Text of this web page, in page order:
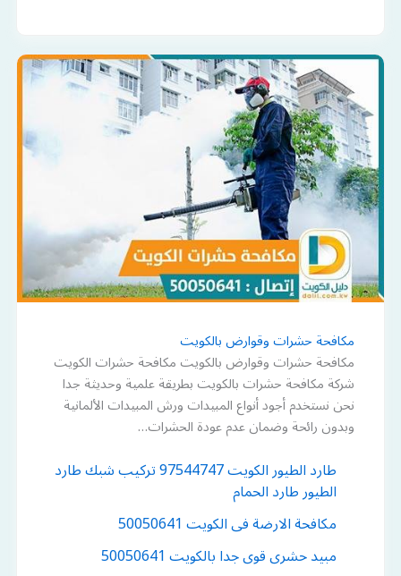
مكافحة حشرات وقوارض بالكويت
مكافحة حشرات وقوارض بالكويت مكافحة حشرات الكويت
شركة مكافحة حشرات بالكويت بطريقة علمية وحديثة جدا
نحن نستخدم أجود أنواع المبيدات ورش المبيدات الألمانية
وبدون رائحة وضمان عدم عودة الحشرات…
طارد الطيور الكويت 97544747 تركيب شبك طارد
الطيور طارد الحمام
مكافحة الارضة فى الكويت 50050641
مبيد حشرى قوى جدا بالكويت 50050641